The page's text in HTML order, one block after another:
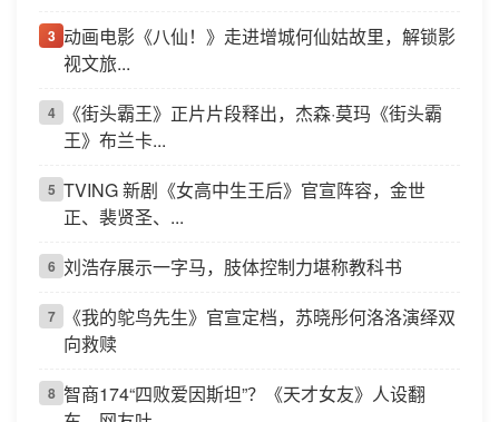
3 动画电影《八仙！》走进增城何仙姑故里，解锁影
视文旅...
4
《街头霸王》正片片段释出，杰森·莫玛《街头霸
王》布兰卡...
5 TVING 新剧《女高中生王后》官宣阵容，金世
正、裴贤圣、...
6 刘浩存展示一字马，肢体控制力堪称教科书
7
《我的鸵鸟先生》官宣定档，苏晓彤何洛洛演绎双
向救赎
8 智商174“四败爱因斯坦”？《天才女友》人设翻